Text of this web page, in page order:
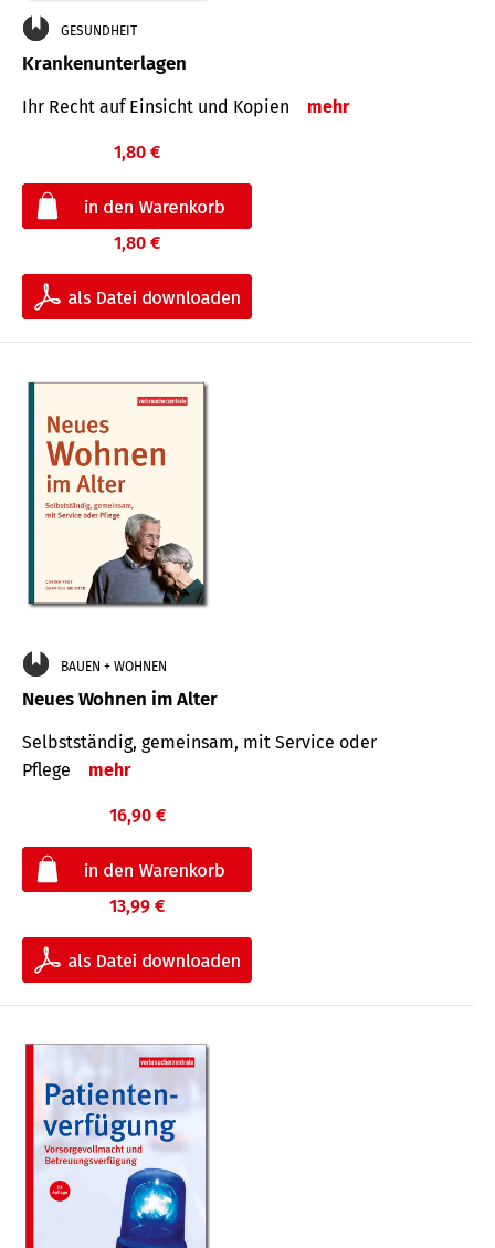
GESUNDHEIT
Krankenunterlagen
Ihr Recht auf Einsicht und Kopien mehr
1,80 €
1,80 €
BAUEN + WOHNEN
Neues Wohnen im Alter
Selbstständig, gemeinsam, mit Service oder
Pflege
mehr
16,90 €
13,99 €